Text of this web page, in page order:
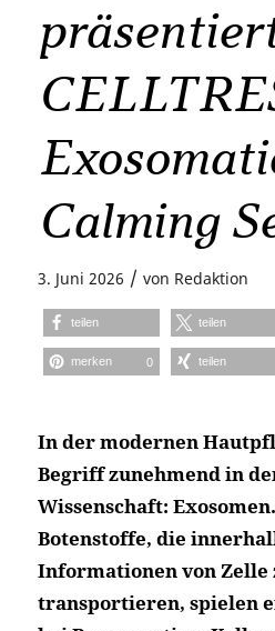
Calming
3. Juni 2026 / von Redaktion
teilen teilen
merken 0 teilen
In der modernen
Begriff zunehmend in
Wissenschaft:
Botenstoffe, die
Informationen von Zelle
transportieren, spielen